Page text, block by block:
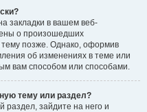
закладки в вашем веб-
о произошедших
тему позже. Однако, оформив
об изменениях в теме или
вам способом или способами.
тему или раздел?
раздел, зайдите на него и